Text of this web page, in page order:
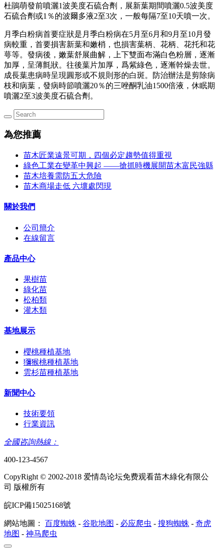
杜鵑萌發前噴灑1波美度石硫合劑，展新葉期間噴灑0.5波美度
石硫合劑或1％的波爾多液2至3次，一般每隔7至10天噴一次。
月季白粉病首要症狀是月季白粉病在5月至6月和9月至10月發
病較重，首要損害新葉和嫩梢，也損害葉柄、花柄、花托和花
萼等。發病後，嫩葉舒展曲解，上下雙面布滿白色粉層，逐漸
加厚，呈薄氈狀。往後葉片加厚，爲紫綠色，逐漸幹燥去世。
成長葉患病時呈現圓形或不規則形的白斑。防治辦法是剪除病
枝和病葉，發病時節噴灑20％的三唑酮乳油1500倍液，休眠期
噴灑2至3波美度石硫合劑。
為您推薦
苗木匠業遠景可期，四個必定趨勢值得重視
綠色工業在變革中興起 ——搶抓時機展開苗木富民強縣
苗木培養需防五大危險
苗木商場走低 六壞處閃現
關於我們
公司簡介
在線留言
產品中心
果樹苗
綠化苗
松柏類
灌木類
基地展示
櫻桃種植基地
獼猴桃種植基地
雲杉苗種植基地
新聞中心
技術要領
行業資訊
全國咨詢熱線：
400-123-4567
CopyRight © 2002-2018 爱情岛论坛免费观看苗木綠化有限公
司 版權所有
皖ICP備15025168號
網站地圖： 百度蜘蛛 - 谷歌地图 - 必应爬虫 - 搜狗蜘蛛 - 奇虎
地图 - 神马爬虫